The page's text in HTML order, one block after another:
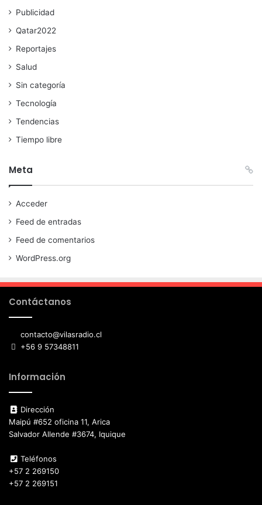
Publicidad
Qatar2022
Reportajes
Salud
Sin categoría
Tecnología
Tendencias
Tiempo libre
Meta
Acceder
Feed de entradas
Feed de comentarios
WordPress.org
Contáctanos
contacto@vilasradio.cl
+56 9 57348811
Información
Dirección
Maipú #652 oficina 11, Arica
Salvador Allende #3674, Iquique
Teléfonos
+57 2 269150
+57 2 269151